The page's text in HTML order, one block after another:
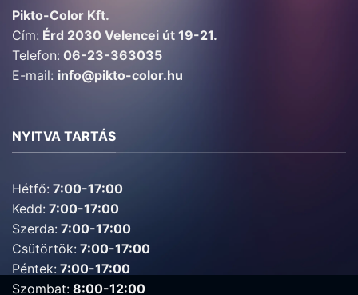
Pikto-Color Kft.
Cím: Érd 2030 Velencei út 19-21.
Telefon: 06-23-363035
E-mail: info@pikto-color.hu
NYITVA TARTÁS
Hétfő: 7:00-17:00
Kedd: 7:00-17:00
Szerda: 7:00-17:00
Csütörtök: 7:00-17:00
Péntek: 7:00-17:00
Szombat: 8:00-12:00